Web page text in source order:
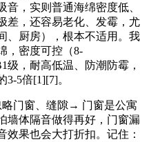
，实则普通海绵密度低、
差，还容易老化、发霉，尤
、厨房），根本不适用。我
，密度可控（8-
级，耐高低温、防潮防霉，
3-5倍[1][7]。
门窗、缝隙→ 门窗是公寓
墙体隔音做得再好，门窗漏
效果也会大打折扣。记住：